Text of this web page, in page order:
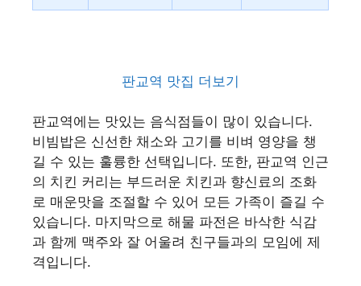
판교역 맛집 더보기
판교역에는 맛있는 음식점들이 많이 있습니다.
비빔밥은 신선한 채소와 고기를 비벼 영양을 챙
길 수 있는 훌륭한 선택입니다. 또한, 판교역 인근
의 치킨 커리는 부드러운 치킨과 향신료의 조화
로 매운맛을 조절할 수 있어 모든 가족이 즐길 수
있습니다. 마지막으로 해물 파전은 바삭한 식감
과 함께 맥주와 잘 어울려 친구들과의 모임에 제
격입니다.